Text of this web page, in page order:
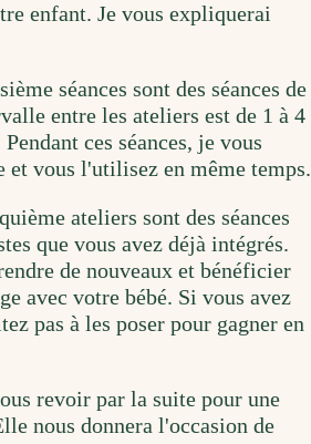
enfant. Je vous expliquerai
séances sont des séances de
entre les ateliers est de 1 à 4
ces séances, je vous
et vous l'utilisez en même temps.
ateliers sont des séances
que vous avez déjà intégrés.
de nouveaux et bénéficier
avec votre bébé. Si vous avez
pas à les poser pour gagner en
revoir par la suite pour une
nous donnera l'occasion de